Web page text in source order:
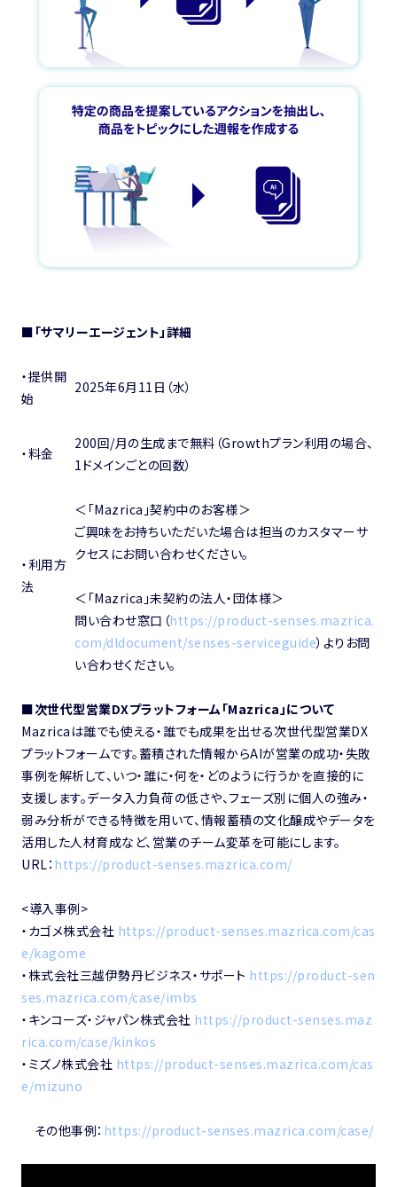
■「サマリーエージェント」詳細
・提供開
始
2025年6月11日（水）
・料金
200回/月の生成まで無料（Growthプラン利用の場合、
1ドメインごとの回数）
・利用方
法
＜「Mazrica」契約中のお客様＞
ご興味をお持ちいただいた場合は担当のカスタマーサ
クセスにお問い合わせください。
＜「Mazrica」未契約の法人・団体様＞
問い合わせ窓口（https://product-senses.mazrica.
com/dldocument/senses-serviceguide）よりお問
い合わせください。
■次世代型営業DXプラットフォーム「Mazrica」について
Mazricaは誰でも使える・誰でも成果を出せる次世代型営業DX
プラットフォームです。蓄積された情報からAIが営業の成功・失敗
事例を解析して、いつ・誰に・何を・どのように行うかを直接的に
支援します。データ入力負荷の低さや、フェーズ別に個人の強み・
弱み分析ができる特徴を用いて、情報蓄積の文化醸成やデータを
活用した人材育成など、営業のチーム変革を可能にします。
URL： https://product-senses.mazrica.com/
<導入事例>
・カゴメ株式会社 https://product-senses.mazrica.com/cas
e/kagome
・株式会社三越伊勢丹ビジネス・サポート https://product-sen
ses.mazrica.com/case/imbs
・キンコーズ・ジャパン株式会社 https://product-senses.maz
rica.com/case/kinkos
・ミズノ株式会社 https://product-senses.mazrica.com/cas
e/mizuno
その他事例： https://product-senses.mazrica.com/case/